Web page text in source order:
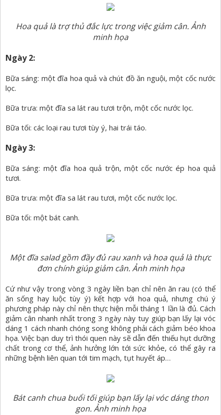
Hoa quả là trợ thủ đắc lực trong việc giảm cân. Ảnh
minh họa
Ngày 2:
Bữa sáng: một đĩa hoa quả và chút đồ ăn nguội, một cốc nước
lọc.
Bữa trưa: một đĩa sa lát rau tươi trộn, một cốc nước lọc.
Bữa tối: các loại rau tươi tùy ý, hai trái táo.
Ngày 3:
Bữa sáng: một đĩa hoa quả trộn, một cốc nước ép hoa quả
tươi.
Bữa trưa: một đĩa sa lát rau tươi, một cốc nước lọc.
Bữa tối: một bát canh.
Một đĩa salad gồm đầy đủ rau xanh và hoa quả là thực
đơn chính giúp giảm cân. Ảnh minh họa
Cứ như vậy trong vòng 3 ngày liền bạn chỉ nên ăn rau (có thể
ăn sống hay luộc tùy ý) kết hợp với hoa quả, nhưng chú ý
phương pháp này chỉ nên thực hiện mỗi tháng 1 lần là đủ. Cách
giảm cân nhanh nhất trong 3 ngày này tuy giúp bạn lấy lại vóc
dáng 1 cách nhanh chóng song không phải cách giảm béo khoa
họa. Việc bạn duy trì thói quen này sẽ dẫn đến thiếu hụt dưỡng
chất trong cơ thể, ảnh hưởng lớn tới sức khỏe, có thể gây ra
những bệnh liên quan tới tim mạch, tụt huyết áp…
Bát canh chua buổi tối giúp bạn lấy lại vóc dáng thon
gon. Ảnh minh họa